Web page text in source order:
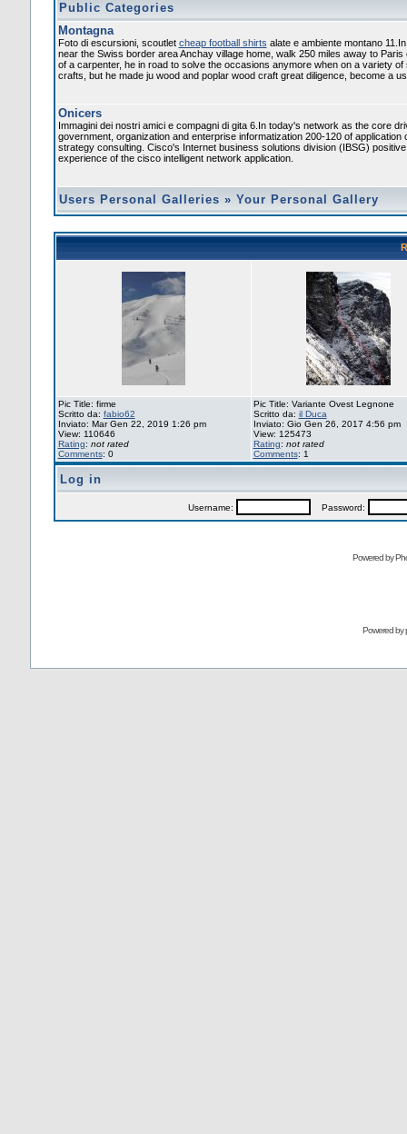
Public Categories
Montagna
Foto di escursioni, scoutlet cheap football shirts alate e ambiente montano
near the Swiss border area Anchay village home, walk 250 miles away to
of a carpenter, he in road to solve the occasions anymore when on a variety
crafts, but he made ju wood and poplar wood craft great diligence, become a
Onicers
Immagini dei nostri amici e compagni di gita 6.In today's network as the core
government, organization and enterprise informatization 200-120 of application
strategy consulting. Cisco's Internet business solutions division (IBSG)
experience of the cisco intelligent network application.
Users Personal Galleries » Your Personal Gallery
Pic Title: firme
Scritto da: fabio62
Inviato: Mar Gen 22, 2019 1:26 pm
View: 110646
Rating: not rated
Comments: 0
Pic Title: Variante Ovest Legnone
Scritto da: il Duca
Inviato: Gio Gen 26, 2017 4:56 pm
View: 125473
Rating: not rated
Comments: 1
Log in
Username: Password:
Powered by
Powered by